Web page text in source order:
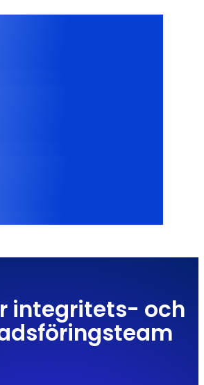
integritets- och